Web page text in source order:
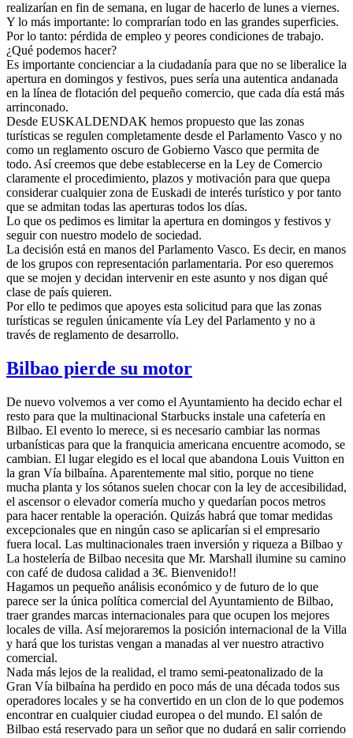
realizarían en fin de semana, en lugar de hacerlo de lunes a viernes.
Y lo más importante: lo comprarían todo en las grandes superficies.
Por lo tanto: pérdida de empleo y peores condiciones de trabajo.
¿Qué podemos hacer?
Es importante concienciar a la ciudadanía para que no se liberalice la
apertura en domingos y festivos, pues sería una autentica andanada
en la línea de flotación del pequeño comercio, que cada día está más
arrinconado.
Desde EUSKALDENDAK hemos propuesto que las zonas
turísticas se regulen completamente desde el Parlamento Vasco y no
como un reglamento oscuro de Gobierno Vasco que permita de
todo. Así creemos que debe establecerse en la Ley de Comercio
claramente el procedimiento, plazos y motivación para que quepa
considerar cualquier zona de Euskadi de interés turístico y por tanto
que se admitan todas las aperturas todos los días.
Lo que os pedimos es limitar la apertura en domingos y festivos y
seguir con nuestro modelo de sociedad.
La decisión está en manos del Parlamento Vasco. Es decir, en manos
de los grupos con representación parlamentaria. Por eso queremos
que se mojen y decidan intervenir en este asunto y nos digan qué
clase de país quieren.
Por ello te pedimos que apoyes esta solicitud para que las zonas
turísticas se regulen únicamente vía Ley del Parlamento y no a
través de reglamento de desarrollo.
Bilbao pierde su motor
De nuevo volvemos a ver como el Ayuntamiento ha decido echar el
resto para que la multinacional Starbucks instale una cafetería en
Bilbao. El evento lo merece, si es necesario cambiar las normas
urbanísticas para que la franquicia americana encuentre acomodo, se
cambian. El lugar elegido es el local que abandona Louis Vuitton en
la gran Vía bilbaína. Aparentemente mal sitio, porque no tiene
mucha planta y los sótanos suelen chocar con la ley de accesibilidad,
el ascensor o elevador comería mucho y quedarían pocos metros
para hacer rentable la operación. Quizás habrá que tomar medidas
excepcionales que en ningún caso se aplicarían si el empresario
fuera local. Las multinacionales traen inversión y riqueza a Bilbao y
La hostelería de Bilbao necesita que Mr. Marshall ilumine su camino
con café de dudosa calidad a 3€. Bienvenido!!
Hagamos un pequeño análisis económico y de futuro de lo que
parece ser la única política comercial del Ayuntamiento de Bilbao,
traer grandes marcas internacionales para que ocupen los mejores
locales de villa. Así mejoraremos la posición internacional de la Villa
y hará que los turistas vengan a manadas al ver nuestro atractivo
comercial.
Nada más lejos de la realidad, el tramo semi-peatonalizado de la
Gran Vía bilbaína ha perdido en poco más de una década todos sus
operadores locales y se ha convertido en un clon de lo que podemos
encontrar en cualquier ciudad europea o del mundo. El salón de
Bilbao está reservado para un señor que no dudará en salir corriendo